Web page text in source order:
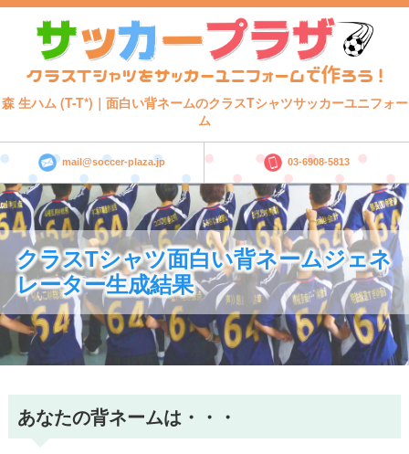
森 生ハム (T-T*)｜面白い背ネームのクラスTシャツサッカーユニフォー
ム
mail@soccer-plaza.jp 03-6908-5813
クラスTシャツ面白い背ネームジェネ
レーター生成結果
あなたの背ネームは・・・